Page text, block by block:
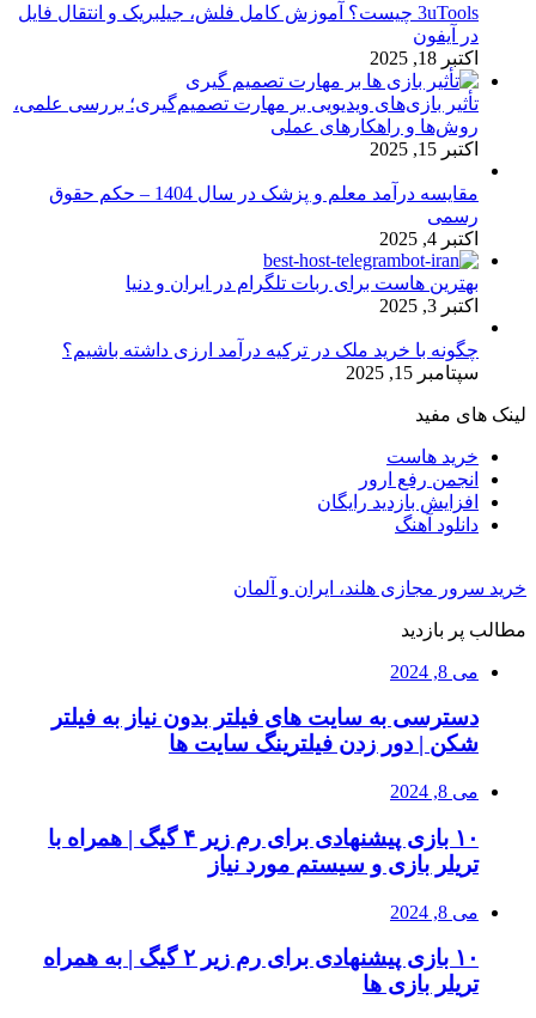
3uTools چیست؟ آموزش کامل فلش، جیلبریک و انتقال فایل
در آیفون
اکتبر 18, 2025
تأثیر بازی‌های ویدیویی بر مهارت تصمیم‌گیری؛ بررسی علمی،
روش‌ها و راهکارهای عملی
اکتبر 15, 2025
مقایسه درآمد معلم و پزشک در سال 1404 – حکم حقوق
رسمی
اکتبر 4, 2025
بهترین هاست برای ربات تلگرام در ایران و دنیا
اکتبر 3, 2025
چگونه با خرید ملک در ترکیه درآمد ارزی داشته باشیم؟
سپتامبر 15, 2025
لینک های مفید
خرید هاست
انجمن رفع ارور
افزایش بازدید رایگان
دانلود آهنگ
خرید سرور مجازی هلند، ایران و آلمان
مطالب پر بازدید
می 8, 2024
دسترسی به سایت های فیلتر بدون نیاز به فیلتر
شکن | دور زدن فیلترینگ سایت ها
می 8, 2024
۱۰ بازی پیشنهادی برای رم زیر ۴ گیگ | همراه با
تریلر بازی و سیستم مورد نیاز
می 8, 2024
۱۰ بازی پیشنهادی برای رم زیر ۲ گیگ | به همراه
تریلر بازی ها